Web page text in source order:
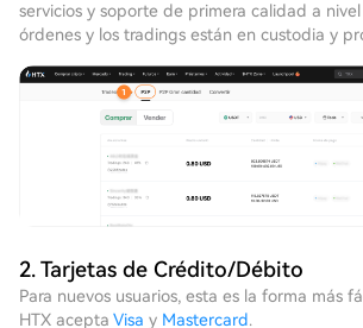
servicios y soporte de primera calidad a
órdenes y los tradings están en custodia y
2. Tarjetas de Crédito/Débito
Para nuevos usuarios, esta es la forma más
HTX acepta Visa y Mastercard.